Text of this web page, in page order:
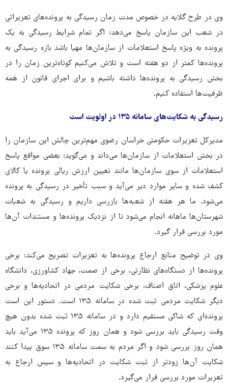
وی در طرح گلایه در خصوص مدت زمان رسیدگی به پرونده‌های تعزیراتی
در شعب این سازمان پاسخ می‌دهد: اگر تمام شرایط رسیدگی به یک
پرونده به ویژه پاسخ استعلامات از سازمان‌ها مهیا باشد بازه رسیدگی به
پرونده‌ها کمتر از دو هفته است و تلاش می‌کنیم کوتاه‌ترین زمان را در
بخش رسیدگی به پرونده‌ها داشته باشیم و برای اجرای قانون از همه
ظرفیت‌ها استفاده کنیم.
رسیدگی به شکایت‌های سامانه ۱۳۵ در اولویت است
مدیرکل تعزیرات حکومتی خراسان رضوی مهم‌ترین چالش این سازمان را
در بخش استعلامات از سازمان‌ها می‌داند و می‌گوید: بعضی مواقع پاسخ
استعلامات از سوی سازمان‌ها مانند تعیین ارزش ریالی پرونده یا کالای
کشف شده و سایر موارد دیر می‌آید و سبب تأخیر در رسیدگی به پرونده
می‌شود. ما هر هفته از شعبه‌ها بازرسی داریم و رسیدگی به شعبات
شهرستان‌ها ماهانه انجام می‌شود تا از نزدیک پرونده‌ها و مستندات آن‌ها
مورد بررسی قرار گیرد.
وی در توضیح منابع ارجاع پرونده‌ها به تعزیرات تصریح می‌کند: برخی
پرونده‌ها از دستگاه‌های نظارتی، برخی از صمت، جهاد کشاورزی، دانشگاه
علوم پزشکی، اتاق اصناف، برخی شکایت مردمی در اتحادیه‌ها و برخی
دیگر شکایت مردمی ثبت شده در سامانه ۱۳۵ است. دستور این است
پرونده‌ای که شاکی مستقیم دارد و در سامانه ۱۳۵ ثبت شده بدون هیچ
وقت رسیدگی باید بررسی شود و همان روز که پرونده ۱۳۵ می‌آید باید
همان روز بررسی شود و اگر مردم به سمت سامانه ۱۳۵ سوق پیدا کنند
شکایت آن‌ها زودتر از ثبت شکایت در اتحادیه‌ها و سپس ارجاع به
تعزیرات مورد بررسی قرار می‌گیرد.